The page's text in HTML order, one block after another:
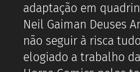
adaptação em
Neil Gaiman Deuses
não seguir à risca
elogiado a trabalho